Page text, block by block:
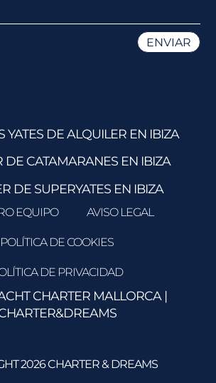
YATES DE ALQUILER EN IBIZA
DE CATAMARANES EN IBIZA
DE SUPERYATES EN IBIZA
EQUIPO AVISO LEGAL
POLÍTICA DE COOKIES
DE PRIVACIDAD
CHARTER MALLORCA |
2026 CHARTER & DREAMS